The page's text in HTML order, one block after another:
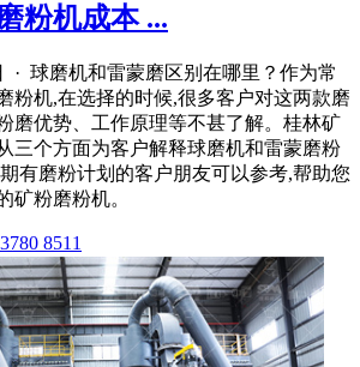
粉机成本 ...
· 球磨机和雷蒙磨区别在哪里？作为常
粉机,在选择的时候,很多客户对这两款磨
磨优势、工作原理等不甚了解。桂林矿
三个方面为客户解释球磨机和雷蒙磨粉
有磨粉计划的客户朋友可以参考,帮助您
矿粉磨粉机。
8511